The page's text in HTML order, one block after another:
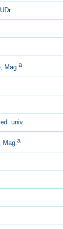
Mag.a
univ.
Mag. a